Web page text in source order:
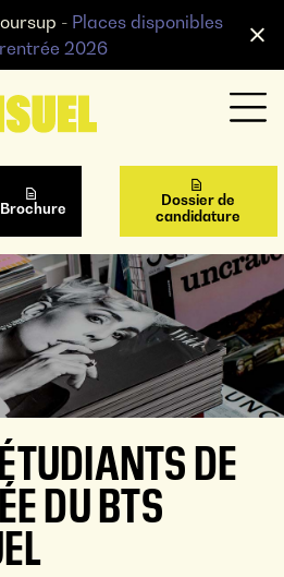
DE
DU BTS
- Places disponibles
2026
Brochure
Dossier de
candidature